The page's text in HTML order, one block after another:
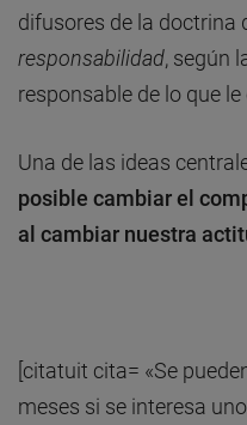
difusores de la doctrina
responsabilidad, según
responsable de lo que le
Una de las ideas
posible cambiar el
al cambiar nuestra
[citatuit cita= «Se
meses si se interesa